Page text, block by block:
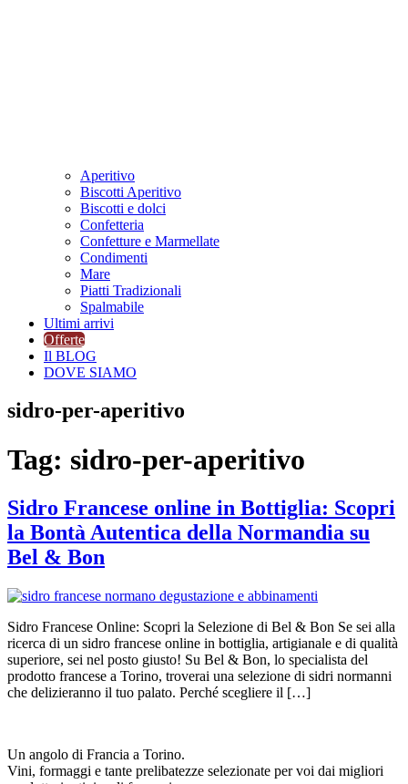
Aperitivo
Biscotti Aperitivo
Biscotti e dolci
Confetteria
Confetture e Marmellate
Condimenti
Mare
Piatti Tradizionali
Spalmabile
Ultimi arrivi
Offerte
Il BLOG
DOVE SIAMO
sidro-per-aperitivo
Tag: sidro-per-aperitivo
Sidro Francese online in Bottiglia: Scopri
la Bontà Autentica della Normandia su
Bel & Bon
Sidro Francese Online: Scopri la Selezione di Bel & Bon Se sei alla
ricerca di un sidro francese online in bottiglia, artigianale e di qualità
superiore, sei nel posto giusto! Su Bel & Bon, lo specialista del
prodotto francese a Torino, troverai una selezione di sidri normanni
che delizieranno il tuo palato. Perché scegliere il […]
Un angolo di Francia a Torino.
Vini, formaggi e tante prelibatezze selezionate per voi dai migliori